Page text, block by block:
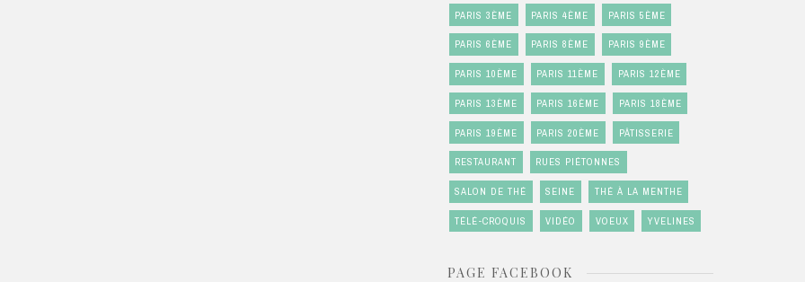
PARIS 3ÈME PARIS 4ÈME PARIS 5ÈME
PARIS 6ÈME PARIS 8ÈME PARIS 9ÈME
PARIS 10ÈME PARIS 11ÈME PARIS 12ÈME
PARIS 13ÈME PARIS 16ÈME PARIS 18ÈME
PARIS 19ÈME PARIS 20ÈME PÂTISSERIE
RESTAURANT RUES PIÉTONNES
SALON DE THÉ SEINE THÉ À LA MENTHE
TÉLÉ-CROQUIS VIDÉO VOEUX YVELINES
PAGE FACEBOOK